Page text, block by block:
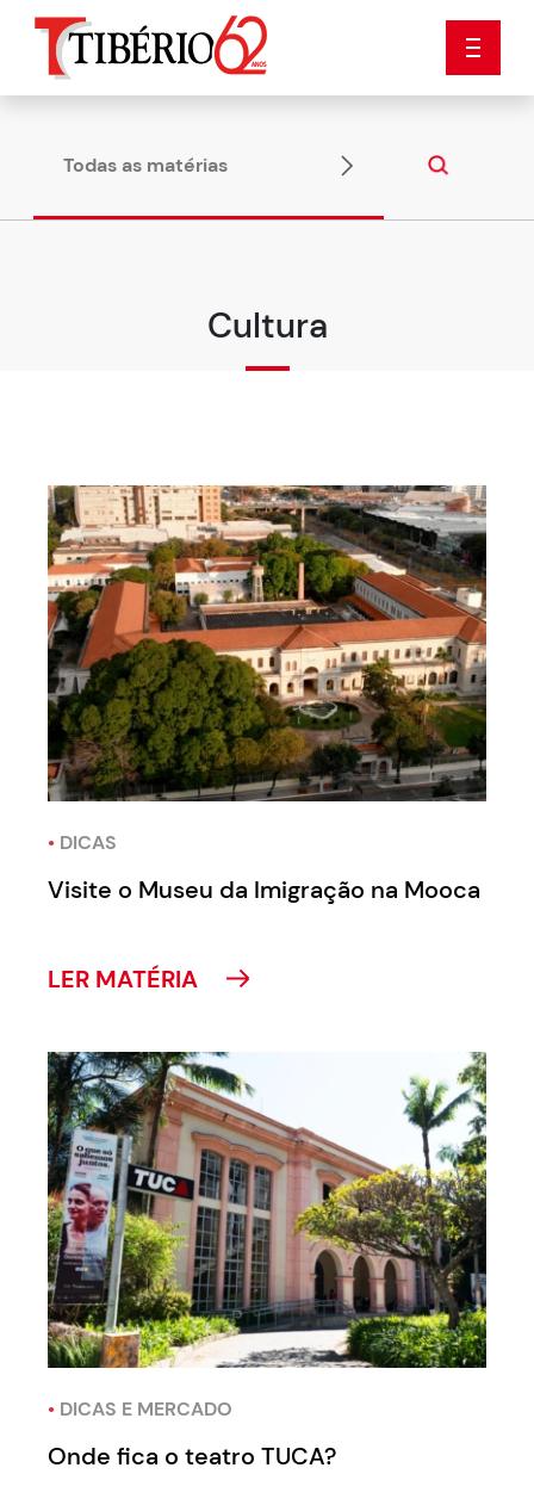
Todas as matérias Dicas
Cultura
• DICAS
Visite o Museu da Imigração na Mooca
LER MATÉRIA
• DICAS E MERCADO
Onde fica o teatro TUCA?